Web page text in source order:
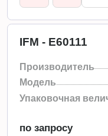
IFM - E60111
Производитель
Модель
Упаковочная
по запросу